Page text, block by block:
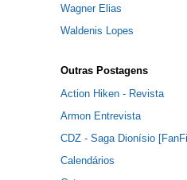
Wagner Elias
Waldenis Lopes
Outras Postagens
Action Hiken - Revista
Armon Entrevista
CDZ - Saga Dionísio
Calendários